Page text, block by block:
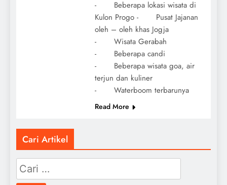
- Beberapa lokasi wisata di
Kulon Progo - Pusat Jajanan
oleh – oleh khas Jogja
- Wisata Gerabah
- Beberapa candi
- Beberapa wisata goa, air
terjun dan kuliner
- Waterboom terbarunya
Read More
Cari Artikel
Cari
untuk: